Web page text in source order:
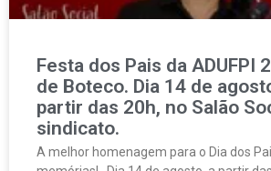
Festa dos Pais da ADUFPI
de Boteco. Dia 14 de
partir das 20h, no Salão
sindicato.
A melhor homenagem para o Dia dos